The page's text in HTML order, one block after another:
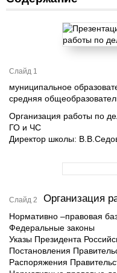
Слайд 1
муниципальное
средняя
Организация работы по
ГО и ЧС
Директор школы:
Слайд 2 Организация
Нормативно –правовая
Федеральные законы
Указы Президента
Постановления
Распоряжения